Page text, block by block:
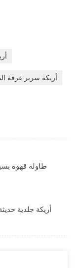
أريكة سرير غرفة
طاولة قهوة
أريكة جلدية